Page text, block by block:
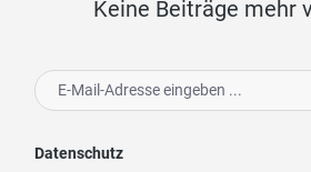
Keine Beiträge mehr
Datenschutz